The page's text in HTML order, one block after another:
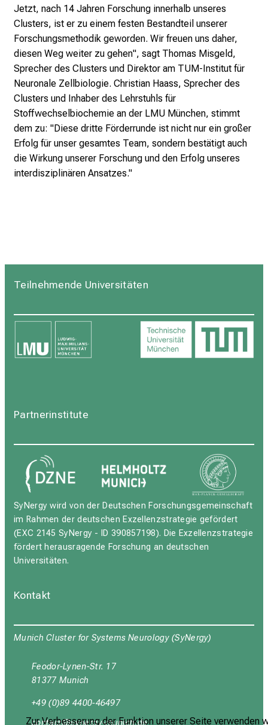
Zur Verbesserung der Funktion unserer Seite verwenden
Jetzt, nach 14 Jahren Forschung innerhalb unseres
Clusters, ist er zu einem festen Bestandteil unserer
Forschungsmethodik geworden. Wir freuen uns daher,
diesen Weg weiter zu gehen", sagt Thomas Misgeld,
Sprecher des Clusters und Direktor am TUM-Institut für
Neuronale Zellbiologie. Christian Haass, Sprecher des
Clusters und Inhaber des Lehrstuhls für
Stoffwechselbiochemie an der LMU München, stimmt
dem zu: "Diese dritte Förderrunde ist nicht nur ein großer
Erfolg für unser gesamtes Team, sondern bestätigt auch
die Wirkung unserer Forschung und den Erfolg unseres
interdisziplinären Ansatzes."
Teilnehmende Universitäten
Partnerinstitute
SyNergy wird von der Deutschen Forschungsgemeinschaft
im Rahmen der deutschen Exzellenzstrategie gefördert
(EXC 2145 SyNergy - ID 390857198). Die Exzellenzstrategie
fördert herausragende Forschung an deutschen
Universitäten.
Kontakt
Munich Cluster for Systems Neurology (SyNergy)
Feodor-Lynen-Str. 17
81377 Munich
+49 (0)89 4400-46497
yüubgyb
cјuipxSј_vSfulyzsmi